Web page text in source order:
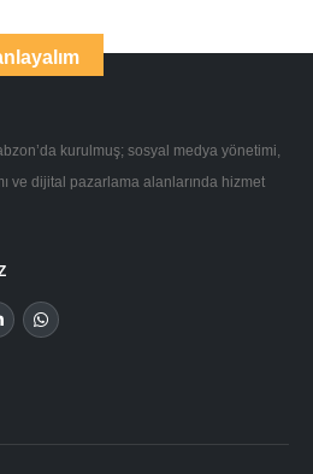
kurulmuş; sosyal medya yönetimi,
ve dijital pazarlama alanlarında hizmet